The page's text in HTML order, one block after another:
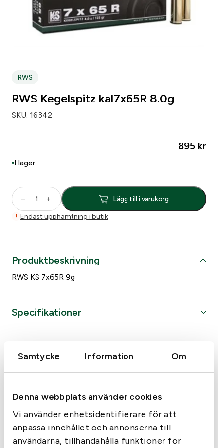
Samtycke Information Om
Denna webbplats använder cookies
Vi använder enhetsidentifierare för att
anpassa innehållet och annonserna till
användarna, tillhandahålla funktioner för
RWS
RWS Kegelspitz kal7x65R 8.0g
SKU: 16342
895 kr
I lager
R
W
S
e
l
p
i
5
R
8
– + Lägg till i varukorg
! Endast upphämtning i butik
Produktbeskrivning
RWS KS 7x65R 9g
Specifikationer
Liknande produkter